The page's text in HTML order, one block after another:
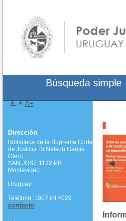
Búsqueda simple
A- A A+
Dirección
Biblioteca de la Suprema Corte
de Justicia Dr.Nelson García
Otero
SAN JOSE 1132 PB
Montevideo
Uruguay
Teléfono: 1907 int 4029
contacto